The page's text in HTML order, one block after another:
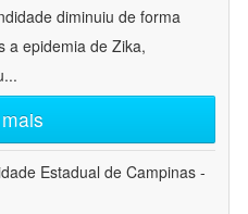
diminuiu de forma
a epidemia de Zika,
...
Estadual de Campinas -